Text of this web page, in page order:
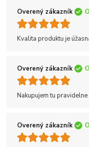
Overený zákazník
Kvalita produktu je
Overený zákazník
Nakupujem tu
Overený zákazník